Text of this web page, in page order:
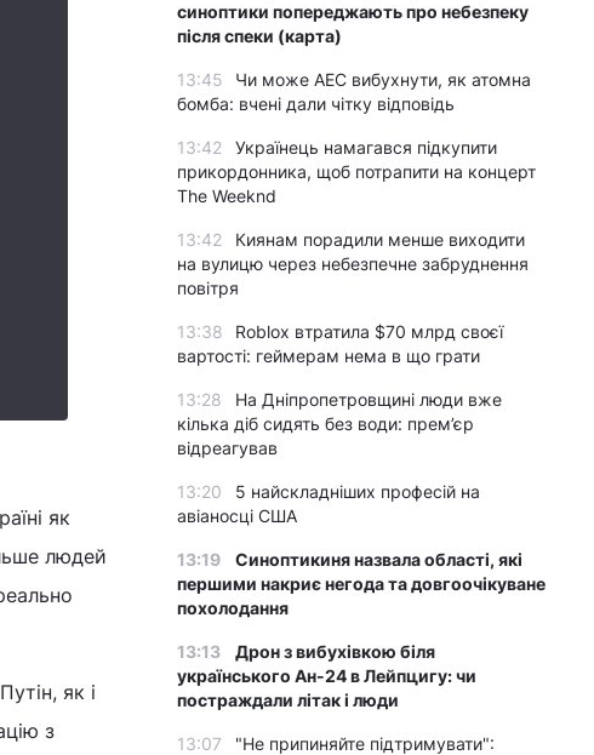
як
людей
як і
з
синоптики попереджають про небезпеку
після спеки (карта)
13:45
Чи може АЕС вибухнути, як атомна
бомба: вчені дали чітку відповідь
13:42
Українець намагався підкупити
прикордонника, щоб потрапити на концерт
The Weeknd
13:42
Киянам порадили менше виходити
на вулицю через небезпечне забруднення
повітря
13:38
Roblox втратила $70 млрд своєї
вартості: геймерам нема в що грати
13:28
На Дніпропетровщині люди вже
кілька діб сидять без води: прем’єр
відреагував
13:20
5 найскладніших професій на
авіаносці США
13:19
Синоптикиня назвала області, які
першими накриє негода та довгоочікуване
похолодання
13:13
Дрон з вибухівкою біля
українського Ан-24 в Лейпцигу: чи
постраждали літак і люди
13:07
"Не припиняйте підтримувати":